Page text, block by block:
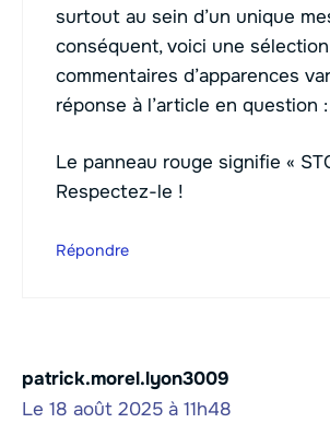
surtout au sein d’un unique
conséquent, voici une
commentaires d’apparences
réponse à l’article en question :
Le panneau rouge signifie «
Respectez-le !
Répondre
patrick.morel.lyon3009
Le 18 août 2025 à 11h48